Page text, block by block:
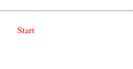
Start